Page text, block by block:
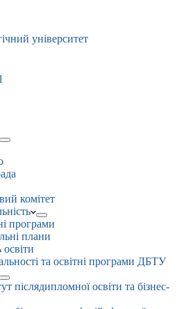
університет
комітет
програми
плани
освіти
та освітні програми ДБТУ
післядипломної освіти та бізнес-